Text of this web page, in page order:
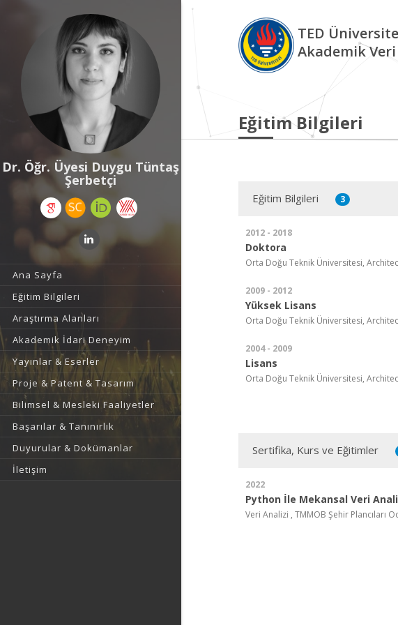
Dr. Öğr. Üyesi Duygu Tüntaş
Şerbetçi
Ana Sayfa
Eğitim Bilgileri
Araştırma Alanları
Akademik İdari Deneyim
Yayınlar & Eserler
Proje & Patent & Tasarım
Bilimsel & Mesleki Faaliyetler
Başarılar & Tanınırlık
Duyurular & Dokümanlar
İletişim
TED
Akademik
Eğitim Bilgileri
Eğitim Bilgileri 3
2012 - 2018
Doktora
Orta Doğu Teknik Üniversitesi,
2009 - 2012
Yüksek Lisans
Orta Doğu Teknik Üniversitesi,
2004 - 2009
Lisans
Orta Doğu Teknik Üniversitesi,
Sertifika, Kurs ve Eğitimler
2022
Python İle Mekansal Veri
Veri Analizi , TMMOB Şehir Plancıları